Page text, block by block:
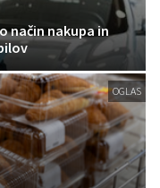
način nakupa in
OGLAS